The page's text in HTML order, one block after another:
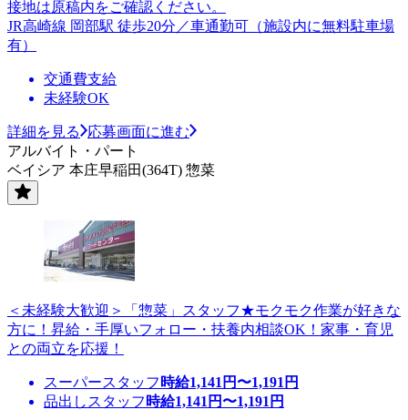
接地は原稿内をご確認ください。
JR高崎線 岡部駅 徒歩20分／車通勤可（施設内に無料駐車場
有）
交通費支給
未経験OK
詳細を見る
応募画面に進む
アルバイト・パート
ベイシア 本庄早稲田(364T) 惣菜
＜未経験大歓迎＞「惣菜」スタッフ★モクモク作業が好きな
方に！昇給・手厚いフォロー・扶養内相談OK！家事・育児
との両立を応援！
スーパースタッフ 時給1,141 円〜1,191 円
品出しスタッフ 時給1,141 円〜1,191 円